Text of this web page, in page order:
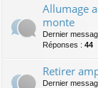
Allumage
monte
Dernier
Réponses : 44
Retirer
Dernier